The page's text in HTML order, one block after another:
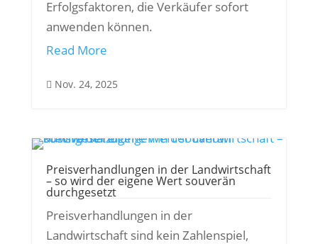
Erfolgsfaktoren, die Verkäufer sofort
anwenden können.
Read More
 Nov. 24, 2025
Preisverhandlungen in der Landwirtschaft
– so wird der eigene Wert souverän
durchgesetzt
Preisverhandlungen in der
Landwirtschaft sind kein Zahlenspiel,